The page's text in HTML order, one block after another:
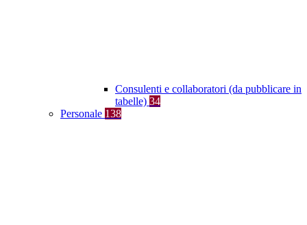
Consulenti e collaboratori (da pubblicare in
tabelle) 34
Personale 138